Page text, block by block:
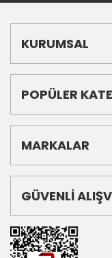
KURUMSAL
POPÜLER
MARKALAR
GÜVENLİ